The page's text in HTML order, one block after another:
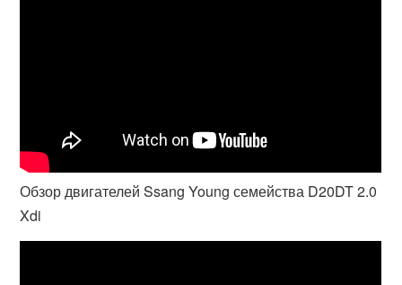
Обзор двигателей Ssang Young семейства D20DT 2.0
Xdi